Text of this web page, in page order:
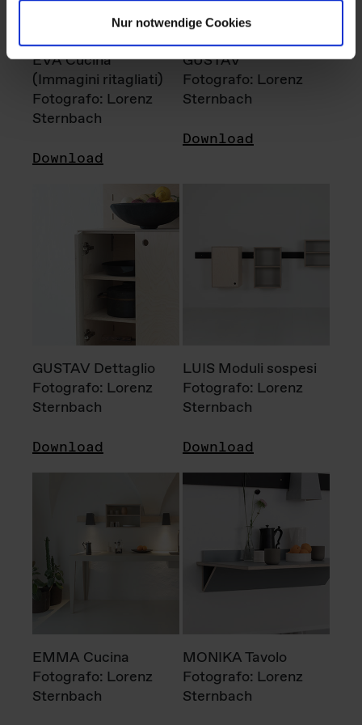
Nur notwendige Cookies
EVA Cucina
(Immagini ritagliati)
Fotografo: Lorenz
Sternbach
Download
GUSTAV
Fotografo: Lorenz
Sternbach
Download
GUSTAV Dettaglio
Fotografo: Lorenz
Sternbach
Download
LUIS Moduli sospesi
Fotografo: Lorenz
Sternbach
Download
EMMA Cucina
Fotografo: Lorenz
Sternbach
MONIKA Tavolo
Fotografo: Lorenz
Sternbach